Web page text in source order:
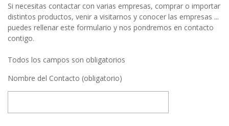
Si necesitas contactar con varias empresas, comprar o importar
distintos productos, venir a visitarnos y conocer las empresas ...
puedes rellenar este formulario y nos pondremos en contacto
contigo.
Todos los campos son obligatorios
Nombre del Contacto (obligatorio)